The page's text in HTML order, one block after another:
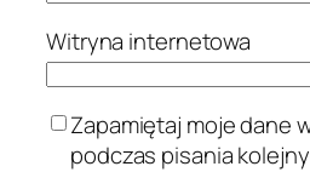
Witryna internetowa
Zapamiętaj moje dane
podczas pisania